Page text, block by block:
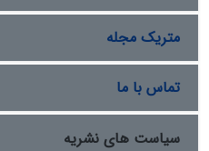
متریک مجله
تماس با ما
سیاست های نشریه